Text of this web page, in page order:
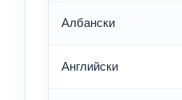
Албански
Английски